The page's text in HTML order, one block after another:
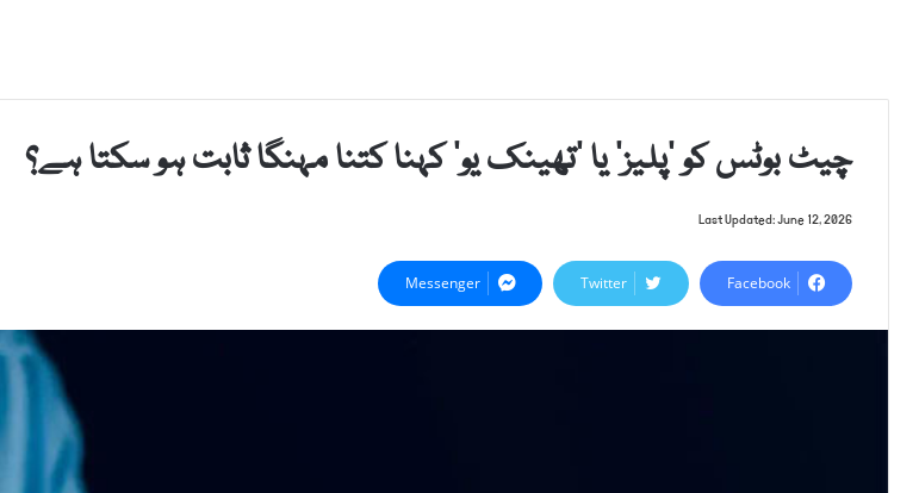
چیٹ بوٹس کو ’پلیز‘ یا ’تھینک یو‘ کہنا کتنا مہنگا ثابت ہو سکتا ہے؟
Last Updated: June 12, 2026
Facebook
Twitter
Messenger